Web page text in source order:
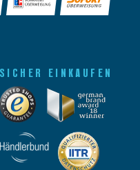
SICHER EINKAUFEN